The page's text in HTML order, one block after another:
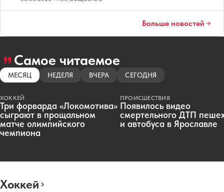
Больше новостей
Самое читаемое
МЕСЯЦ НЕДЕЛЯ ВЧЕРА СЕГОДНЯ
ХОККЕЙ
Три форварда «Локомотива»
сыграют в прощальном
матче олимпийского
чемпиона
ПРОИСШЕСТВИЯ
Появилось видео
смертельного ДТП
и автобуса в Ярославле
Хоккей